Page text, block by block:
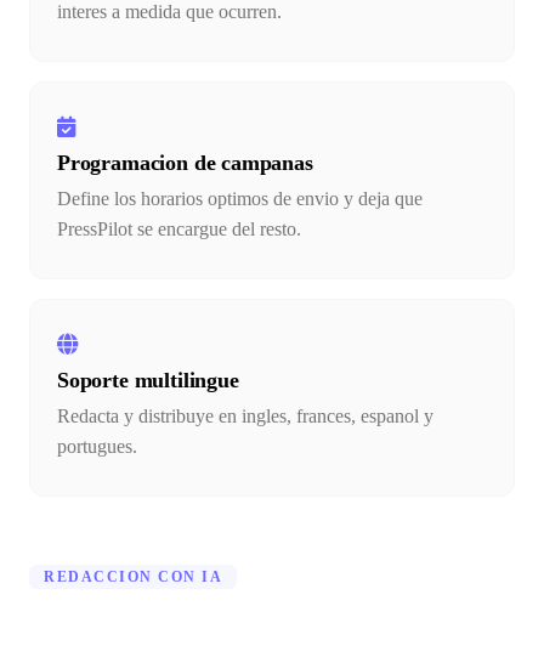
interes a medida que ocurren.
Programacion de campanas
Define los horarios optimos de envio y deja que
PressPilot se encargue del resto.
Soporte multilingue
Redacta y distribuye en ingles, frances, espanol y
portugues.
REDACCION CON IA